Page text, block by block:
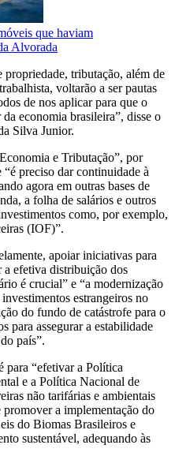
que haviam
Alvorada
propriedade, tributação, além de
voltarão a ser pautas
de nos aplicar para que o
economia brasileira”, disse o
Silva Junior.
e Tributação”, por
preciso dar continuidade à
agora em outras bases de
a folha de salários e outros
como, por exemplo,
(IOF)”.
apoiar iniciativas para
a efetiva distribuição dos
é crucial” e “a modernização
estrangeiros no
do fundo de catástrofe para o
para assegurar a estabilidade
país”.
para “efetivar a Política
e a Política Nacional de
não tarifárias e ambientais
a implementação do
do Biomas Brasileiros e
sustentável, adequando às